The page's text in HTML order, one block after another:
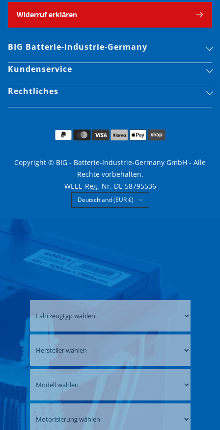
Widerruf erklären
BIG Batterie-Industrie-Germany
Kundenservice
Rechtliches
Land/Region
Deutschland (EUR €)
Copyright © BIG - Batterie-Industrie-Germany GmbH - Alle
Rechte vorbehalten.
WEEE-Reg.-Nr. DE 58795536